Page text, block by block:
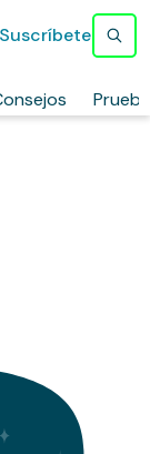
Suscríbete